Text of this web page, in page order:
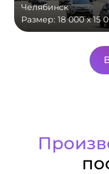
Челябинск
Размер: 18 000 х 15